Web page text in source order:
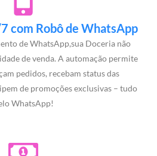
com Robô de WhatsApp
de WhatsApp,sua Doceria não
de venda. A automação permite
pedidos, recebam status das
de promoções exclusivas – tudo
WhatsApp!